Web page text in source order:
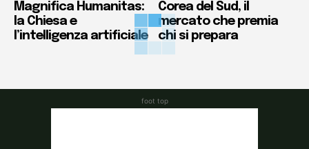
Magnifica Humanitas:
la Chiesa e
l’intelligenza artificiale
Corea del Sud, il
mercato che premia
chi si prepara
foot top